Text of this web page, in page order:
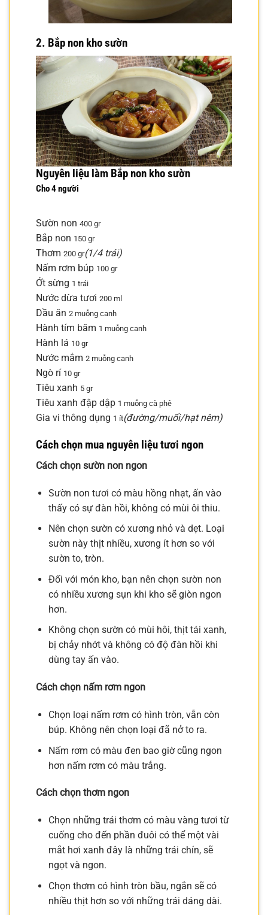
2. Bắp non kho sườn
Nguyên liệu làm Bắp non kho sườn
Cho 4 người
Sườn non 400 gr
Bắp non 150 gr
Thơm 200 gr(1/4 trái)
Nấm rơm búp 100 gr
Ớt sừng 1 trái
Nước dừa tươi 200 ml
Dầu ăn 2 muỗng canh
Hành tím băm 1 muỗng canh
Hành lá 10 gr
Nước mắm 2 muỗng canh
Ngò rí 10 gr
Tiêu xanh 5 gr
Tiêu xanh đập dập 1 muỗng cà phê
Gia vi thông dụng 1 ít(đường/muối/hạt nêm)
Cách chọn mua nguyên liệu tươi ngon
Cách chọn sườn non ngon
Sườn non tươi có màu hồng nhạt, ấn vào
thấy có sự đàn hồi, không có mùi ôi thiu.
Nên chọn sườn có xương nhỏ và dẹt. Loại
sườn này thịt nhiều, xương ít hơn so với
sườn to, tròn.
Đối với món kho, bạn nên chọn sườn non
có nhiều xương sụn khi kho sẽ giòn ngon
hơn.
Không chọn sườn có mùi hôi, thịt tái xanh,
bị chảy nhớt và không có độ đàn hồi khi
dùng tay ấn vào.
Cách chọn nấm rơm ngon
Chọn loại nấm rơm có hình tròn, vẫn còn
búp. Không nên chọn loại đã nở to ra.
Nấm rơm có màu đen bao giờ cũng ngon
hơn nấm rơm có màu trắng.
Cách chọn thơm ngon
Chọn những trái thơm có màu vàng tươi từ
cuống cho đến phần đuôi có thể một vài
mắt hơi xanh đây là những trái chín, sẽ
ngọt và ngon.
Chọn thơm có hình tròn bầu, ngắn sẽ có
nhiều thịt hơn so với những trái dáng dài.